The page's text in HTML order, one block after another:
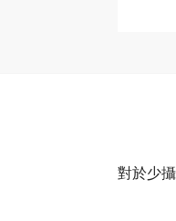
對於少